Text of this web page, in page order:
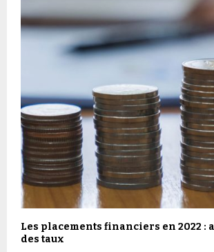
Les placements financiers en 2022 :
des taux